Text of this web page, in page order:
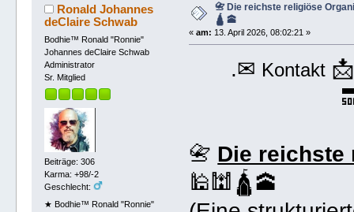
Ronald Johannes
deClaire Schwab
Bodhie™ Ronald "Ronnie"
Johannes deClaire Schwab
Administrator
Sr. Mitglied
Beiträge: 306
Karma: +98/-2
Geschlecht:
★ Bodhie™ Ronald "Ronnie"
📇 Die reichste religiöse
🛕 🕋
«am: 13. April 2026, 08:02:21 »
.✉ Kontakt
📇 Die
🕌🕍🛕🕋